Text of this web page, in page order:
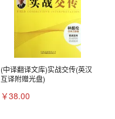
(中译翻译文库)实战交传(英汉
互译附赠光盘)
￥38.00